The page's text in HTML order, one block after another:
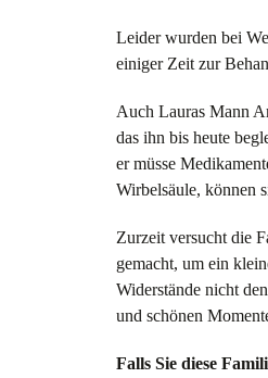
Leider wurden bei
einiger Zeit zur
Auch Lauras Mann
das ihn bis heute
er müsse
Wirbelsäule, können
Zurzeit versucht die
gemacht, um ein
Widerstände nicht
und schönen
Falls Sie diese